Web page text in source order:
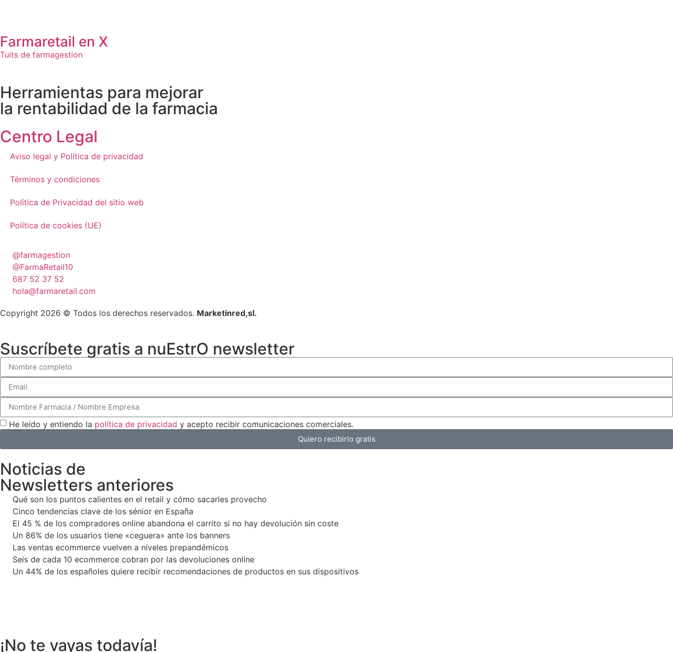
Farmaretail en X
Tuits de farmagestion
Herramientas para mejorar
la rentabilidad de la farmacia
Centro Legal
Aviso legal​ y Política de privacidad
Términos y condiciones
Política de Privacidad del sitio web
Política de cookies (UE)
@farmagestion
@FarmaRetail10
687 52 37 52
hola@farmaretail.com
Copyright 2026 © Todos los derechos reservados. Marketinred,sl.
Suscríbete gratis a nuEstrO newsletter
He leído y entiendo la política de privacidad y acepto recibir comunicaciones comerciales.
Quiero recibirlo gratis
Noticias de
Newsletters anteriores
Qué son los puntos calientes en el retail y cómo sacarles provecho
Cinco tendencias clave de los sénior en España
El 45 % de los compradores online abandona el carrito si no hay devolución sin coste
Un 86% de los usuarios tiene «ceguera» ante los banners
Las ventas ecommerce vuelven a niveles prepandémicos
Seis de cada 10 ecommerce cobran por las devoluciones online
Un 44% de los españoles quiere recibir recomendaciones de productos en sus dispositivos
¡No te vayas todavía!